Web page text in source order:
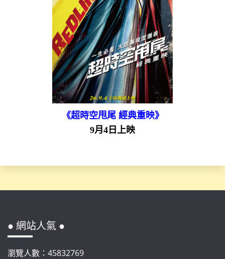
《超時空甩尾 經典重映》
9月4日上映
● 網站人氣 ●
瀏覽人數：45832769